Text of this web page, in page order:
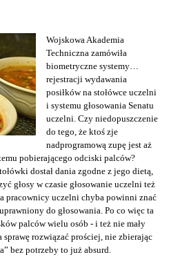
Wojskowa Akademia
Techniczna zamówiła
biometryczne systemy…
rejestracji wydawania
posiłków na stołówce uczelni
i systemu głosowania Senatu
uczelni. Czy niedopuszczenie
do tego, że ktoś zje
nadprogramową zupę jest aż
pobierającego odciski palców?
dostał dania zgodne z jego dietą,
głosy w czasie głosowanie uczelni też
pracownicy uczelni chyba powinni znać
do głosowania. Po co więc ta
palców wielu osób - i też nie mały
rozwiązać prościej, nie zbierając
bez potrzeby to już absurd.